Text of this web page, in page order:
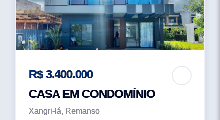
R$ 3.400.000
CASA EM CONDOMÍNIO
Xangri-lá, Remanso